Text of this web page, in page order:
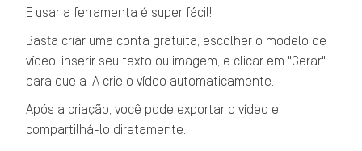
E usar a ferramenta é super fácil!
Basta criar uma conta gratuita, escolher o modelo de
vídeo, inserir seu texto ou imagem, e clicar em "Gerar"
para que a IA crie o vídeo automaticamente.
Após a criação, você pode exportar o vídeo e
compartilhá-lo diretamente.